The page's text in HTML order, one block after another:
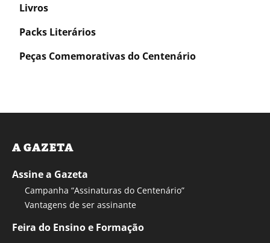
Livros
Packs Literários
Peças Comemorativas do Centenário
A GAZETA
Assine a Gazeta
Campanha “Assinaturas do Centenário”
Vantagens de ser assinante
Feira do Ensino e Formação